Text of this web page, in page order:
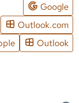
Google
Outlook.com
Outlook